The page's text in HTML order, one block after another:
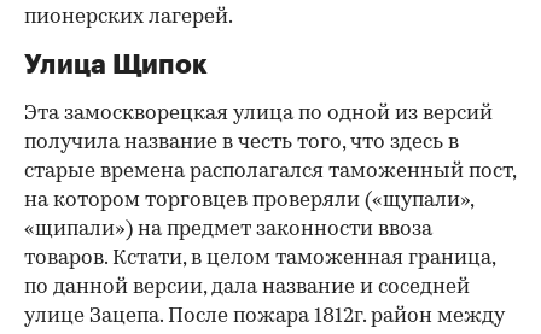
пионерских лагерей.
Улица Щипок
Эта замоскворецкая улица по одной из версий
получила название в честь того, что здесь в
старые времена располагался таможенный пост,
на котором торговцев проверяли («щупали»,
«щипали») на предмет законности ввоза
товаров. Кстати, в целом таможенная граница,
по данной версии, дала название и соседней
улице Зацепа. После пожара 1812г. район между